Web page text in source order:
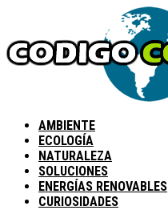
AMBIENTE
ECOLOGÍA
NATURALEZA
SOLUCIONES
ENERGÍAS RENOVABLES
CURIOSIDADES